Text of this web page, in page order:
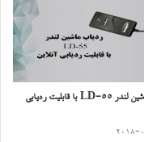
ردیاب ماشین لندر LD-55 با قابلیت ردیابی
2018-